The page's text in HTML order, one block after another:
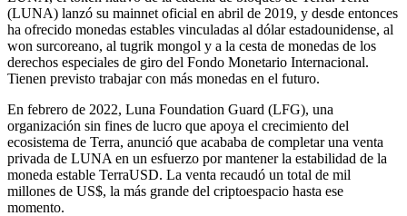
(LUNA) lanzó su mainnet oficial en abril de 2019, y desde entonces
ha ofrecido monedas estables vinculadas al dólar estadounidense, al
won surcoreano, al tugrik mongol y a la cesta de monedas de los
derechos especiales de giro del Fondo Monetario Internacional.
Tienen previsto trabajar con más monedas en el futuro.
En febrero de 2022, Luna Foundation Guard (LFG), una
organización sin fines de lucro que apoya el crecimiento del
ecosistema de Terra, anunció que acababa de completar una venta
privada de LUNA en un esfuerzo por mantener la estabilidad de la
moneda estable TerraUSD. La venta recaudó un total de mil
millones de US$, la más grande del criptoespacio hasta ese
momento.